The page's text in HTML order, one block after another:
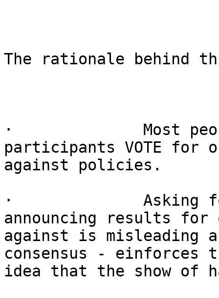
The rationale behind
·              Most
participants VOTE for
against policies.
·              Asking for
announcing results for
against is misleading
consensus - einforces
idea that the show of